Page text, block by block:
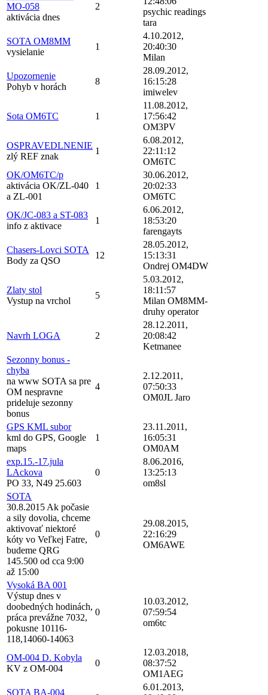
MO-058
aktivácia dnes
2
psychic readings
tara
SOTA OM8MM
vysielanie
1
4.10.2012,
20:40:30
Milan
Upozornenie
Pohyb v horách
8
28.09.2012,
16:15:28
imiwelev
Sota OM6TC 1
11.08.2012,
17:56:42
OM3PV
OSPRAVEDLNENIE
zlý REF znak
1
6.08.2012,
22:11:12
OM6TC
OK/OM6TC/p
aktivácia OK/ZL-040
a ZL-001
1
30.06.2012,
20:02:33
OM6TC
OK/JC-083 a ST-083
info z aktivace
1
6.06.2012,
18:53:20
farengayts
Chasers-Lovci SOTA
Body za QSO
12
28.05.2012,
15:13:31
Ondrej OM4DW
Zlaty stol
Vystup na vrchol
5
5.03.2012,
18:11:57
Milan OM8MM-
druhy operator
Navrh LOGA 2
28.12.2011,
20:08:42
Ketmanee
Sezonny bonus -
chyba
na www SOTA sa pre
OM nespravne
prideluje sezonny
bonus
4
2.12.2011,
07:50:33
OM0JL Jaro
GPS KML subor
kml do GPS, Google
maps
1
23.11.2011,
16:05:31
OM0AM
exp.15.-17.jula
LAckova
PO 33, N49 25.603
0
8.06.2016,
13:25:13
om8sl
SOTA
30.8.2015 Ak počasie
a sily dovolia, chceme
aktivovať niektoré
kóty vo Veľkej Fatre,
budeme QRG
145.500 od cca 9:00
až 15:00
0
29.08.2015,
22:16:29
OM6AWE
Vysoká BA 001
Výstup dnes v
doobedných hodinách,
práca prevážne 7032,
pokusne 10116-
118,14060-14063
0
10.03.2012,
07:59:54
om6tc
OM-004 D. Kobyla
KV z OM-004
0
12.03.2018,
08:37:52
OM1AEG
SOTA BA-004
6.01.2013,